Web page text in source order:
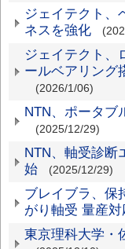
ジェイテクト、
ネスを強化
ジェイテクト、
ールベアリング
(2026/1/06)
NTN、ポータブ
(2025/12/29)
NTN、軸受診断
始
(2025/12/29)
ブレイブラ、保
がり軸受 量産
東京理科大学・